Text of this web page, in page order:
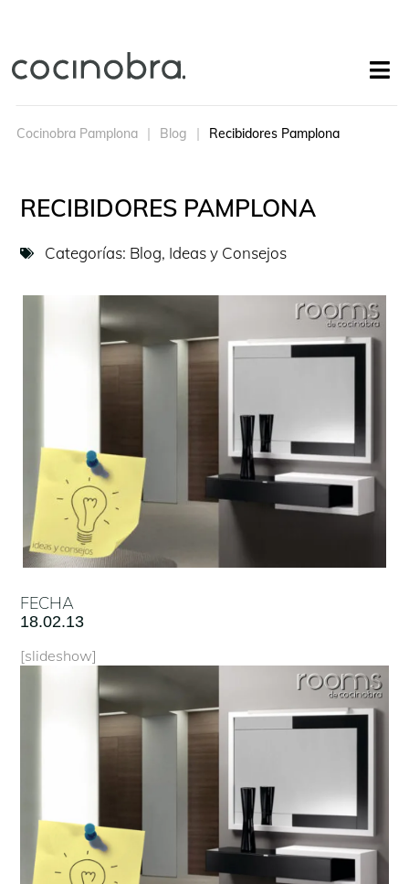
Cocinobra Pamplona Blog Recibidores Pamplona
RECIBIDORES PAMPLONA
Categorías: Blog, Ideas y Consejos
FECHA
18.02.13
[slideshow]